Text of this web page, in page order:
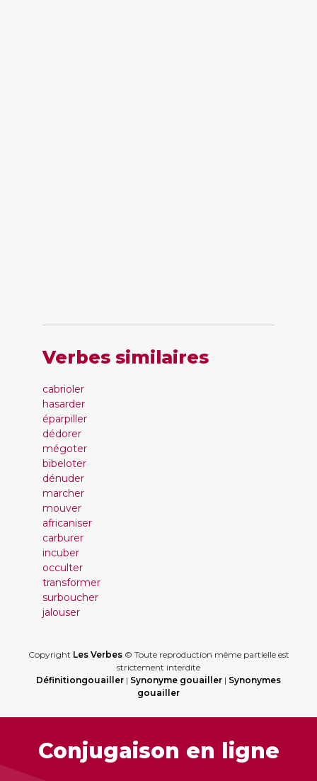
Verbes similaires
cabrioler
hasarder
éparpiller
dédorer
mégoter
bibeloter
dénuder
marcher
mouver
africaniser
carburer
incuber
occulter
transformer
surboucher
jalouser
Copyright Les Verbes© Toute reproduction même partielle est
strictement interdite
Définitiongouailler | Synonyme gouailler | Synonymes
gouailler
Conjugaison en ligne